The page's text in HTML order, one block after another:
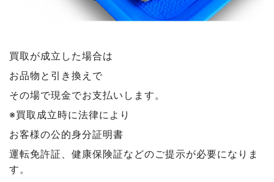
買取が成立した場合は
お品物と引き換えで
その場で現金でお支払いします。
※買取成立時に法律により
お客様の公的身分証明書
運転免許証、健康保険証などのご提示が必要になりま
す。